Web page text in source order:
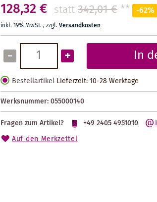
128,32 € statt342,01 € ** -62%
inkl. 19% MwSt.,zzgl.Versandkosten
- + In
Bestellartikel Lieferzeit: 10-28 Werktage
Werksnummer:055000140
Fragen zum Artikel?
+49 2405 4951010
Auf den Merkzettel